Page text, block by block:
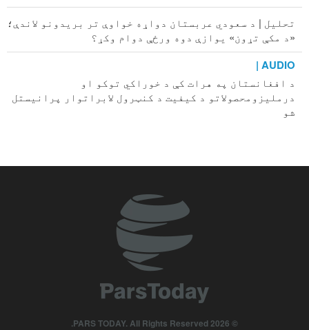
تحلیل | د سعودي عربستان دواړه خواوې تر بریدونو لاندې؛
«د مکې تړون» یوازې دوه ورځې دوام وکړ؟
AUDIO |
د افغانستان په هرات کې د خوراکي توکو او
درملیزومحصولاتو د کیفیت د کنټرول لابراتوار پرانیستل
شو
له افغانستانه د بیروزګارئ له امله د ځوان نسل تښته
افغانستان او پاکستان په تیرې اونۍ کې
مصرف؛ ابعاد او پایلې
د ترکیې د پارلمان غړي: د مکې تړون د هېواد له اساسي
© 2026 PARS TODAY. All Rights Reserved.